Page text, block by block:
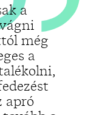
a
még
a
apró